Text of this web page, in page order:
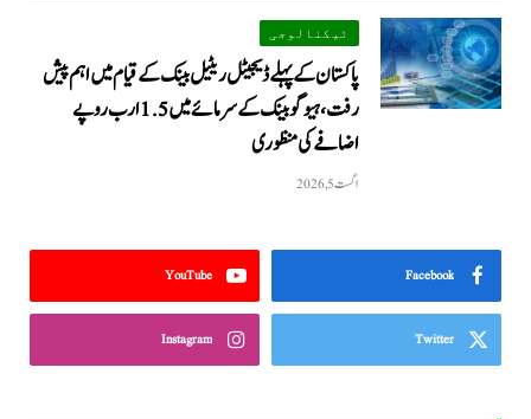
ٹیکنالوجی
پاکستان کے پہلے ڈیجیٹل ریٹیل بینک کے قیام میں اہم پیش
رفت، ہیوگو بینک کے سرمائے میں 1.5 ارب روپے
اضافے کی منظوری
اگست 5, 2026
Facebook
YouTube
Twitter
Instagram